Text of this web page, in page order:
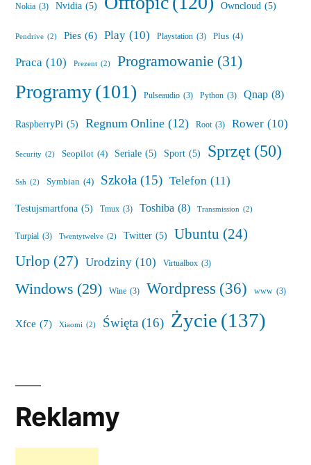
Nokia (3) Nvidia (5) Owncloud (5)
Pendrive (2) Pies (6) Play (10) Playstation (3) Plus (4)
Praca (10) Prezent (2) Programowanie (31)
Programy(101) Pulseaudio (3) Python (3) Qnap (8)
RaspberryPi (5) Regnum Online (12) Root (3) Rower (10)
Security (2) Seopilot (4) Seriale (5) Sport (5) Sprzęt(50)
Ssh (2) Symbian (4) Szkoła (15) Telefon (11)
Testujsmartfona (5) Tmux (3) Toshiba (8) Transmission (2)
Turpial (3) Twentytwelve (2) Twitter (5) Ubuntu (24)
Urlop (27) Urodziny (10) Virtualbox (3)
Windows (29) Wine (3) Wordpress (36) www (3)
Xfce (7) Xiaomi (2) Święta (16) Życie(137)
Reklamy